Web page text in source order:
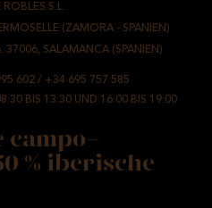
campo-
% iberische
ROBLES S.L.
(ZAMORA - SPANIEN)
37006, SALAMANCA (SPANIEN)
602/ +34 695 757 585
BIS 13:30 UND 16:00 BIS 19:00